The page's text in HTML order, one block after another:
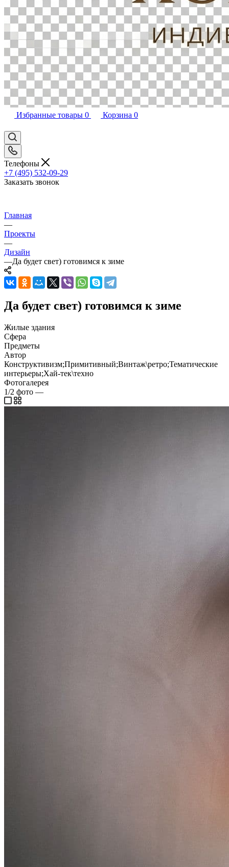
Избранные товары 0 Корзина 0
Телефоны
+7 (495) 532-09-29
Заказать звонок
Главная
—
Проекты
—
Дизайн
—Да будет свет) готовимся к зиме
Да будет свет) готовимся к зиме
Жилые здания
Сфера
Предметы
Автор
Конструктивизм;Примитивный;Винтаж\ретро;Тематические
интерьеры;Хай-тек\техно
Фотогалерея
1/2 фото —